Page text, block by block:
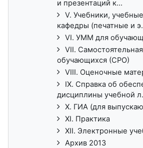
и презентаций к...
V. Учебники,
кафедры (печатные и
VI. УММ для
VII.
обучающихся (СРО)
VIII. Оценочные
IX. Справка об
дисциплины учебной
X. ГИА (для
XI. Практика
XII. Электронные
Архив 2013